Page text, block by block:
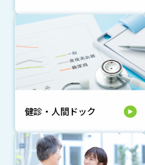
健診・人間ドック